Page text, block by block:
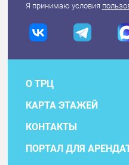
Я принимаю условия
О ТРЦ
КАРТА ЭТАЖЕЙ
КОНТАКТЫ
ПОРТАЛ ДЛЯ